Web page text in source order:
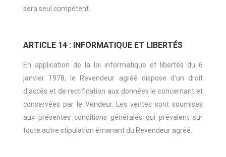
sera seul compétent.
ARTICLE 14 : INFORMATIQUE ET LIBERTÉS
En application de la loi informatique et libertés du 6
janvier 1978, le Revendeur agréé dispose d'un droit
d'accès et de rectification aux données le concernant et
conservées par le Vendeur. Les ventes sont soumises
aux présentes conditions générales qui prévalent sur
toute autre stipulation émanant du Revendeur agréé.